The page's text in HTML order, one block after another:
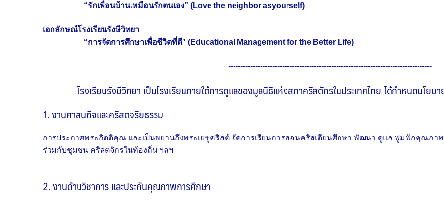
“รักเพื่อนบ้านเหมือนรักตนเอง” (Love the neighbor asyourself)
เอกลักษณ์โรงเรียนรังษีวิทยา
“การจัดการศึกษาเพื่อชีวิตที่ดี” (Educational Management for the Better Life)
-----------------------------------------------------------------------------------
โรงเรียนรังษีวิทยา เป็นโรงเรียนภายใต้การดูแลของมูลนิธิแห่งสภาคริสตักรในประเทศไทย ได้กำหนดนโยบ
1. งานศาสนกิจและคริสตจริยธรรม
การประกาศพระกิตติคุณ และเป็นพยานถึงพระเยซูคริสต์ จัดการเรียนการสอนคริสเตียนศึกษา พัฒนา ดูแล ฟูมฟักคุณภา
ร่วมกับชุมชน คริสตจักรในท้องถิ่น ฯลฯ
2. งานด้านวิชาการ และประกันคุณภาพการศึกษา